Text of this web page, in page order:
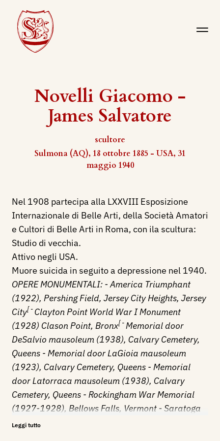
Novelli Giacomo -
James Salvatore
scultore
Sulmona (AQ), 18 ottobre 1885 - USA, 31
maggio 1940
Nel 1908 partecipa alla LXXVIII Esposizione
Internazionale di Belle Arti, della Società Amatori
e Cultori di Belle Arti in Roma, con ila scultura:
Studio di vecchia.
Attivo negli USA.
Muore suicida in seguito a depressione nel 1940.
OPERE MONUMENTALI: - America Triumphant
(1922), Pershing Field, Jersey City Heights, Jersey
City[- Clayton Point World War I Monument
(1928) Clason Point, Bronx[-Memorial door
DeSalvio mausoleum (1938), Calvary Cemetery,
Queens - Memorial door LaGioia mausoleum
(1923), Calvary Cemetery, Queens - Memorial
door Latorraca mausoleum (1938), Calvary
Cemetery, Queens - Rockingham War Memorial
(1927-1928), Bellows Falls, Vermont - Saratoga
Monument
Leggi tutto